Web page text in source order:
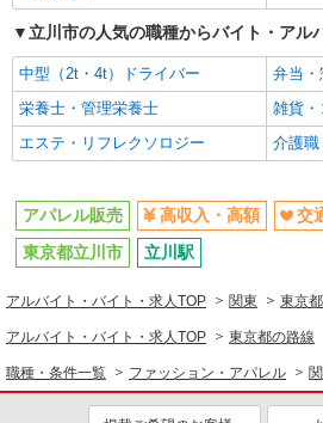
交通費支給
立川市の人気の職種からバイト・アル
中型（2t・4t）ドライバー
弁当・
栄養士・管理栄養士
雑貨・
エステ・リフレクソロジー
介護職
アパレル販売 高収入・高額
交
東京都立川市
立川駅
アルバイト・バイト・求人TOP 関東 東京都
アルバイト・バイト・求人TOP 東京都の路線
職種・条件一覧 ファッション・アパレル